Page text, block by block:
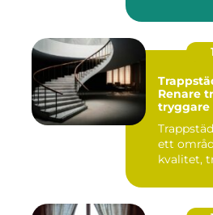
Renare
tryggare
ett
kvalitet,